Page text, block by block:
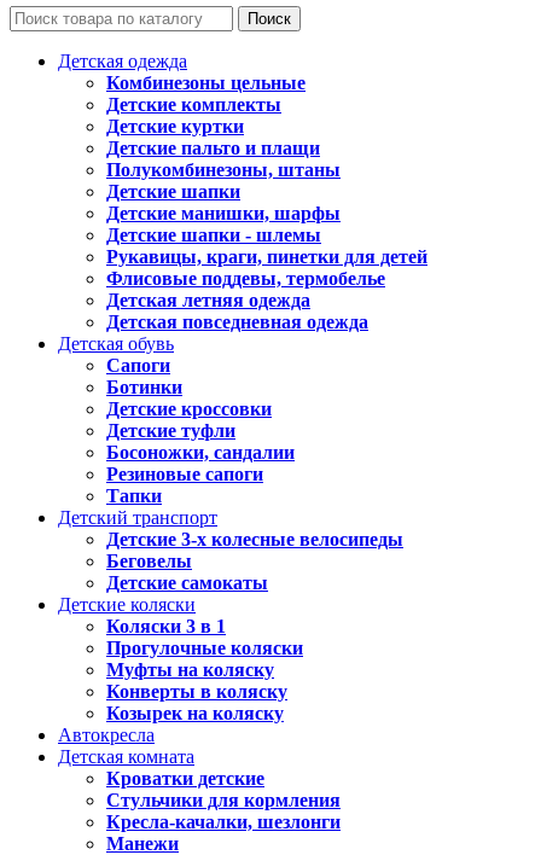
Поиск
Детская одежда
Комбинезоны цельные
Детские комплекты
Детские куртки
Детские пальто и плащи
Полукомбинезоны, штаны
Детские шапки
Детские манишки, шарфы
Детские шапки - шлемы
Рукавицы, краги, пинетки для детей
Флисовые поддевы, термобелье
Детская летняя одежда
Детская повседневная одежда
Детская обувь
Сапоги
Ботинки
Детские кроссовки
Детские туфли
Босоножки, сандалии
Резиновые сапоги
Тапки
Детский транспорт
Детские 3-х колесные велосипеды
Беговелы
Детские самокаты
Детские коляски
Коляски 3 в 1
Прогулочные коляски
Муфты на коляску
Конверты в коляску
Козырек на коляску
Автокресла
Детская комната
Кроватки детские
Стульчики для кормления
Кресла-качалки, шезлонги
Манежи